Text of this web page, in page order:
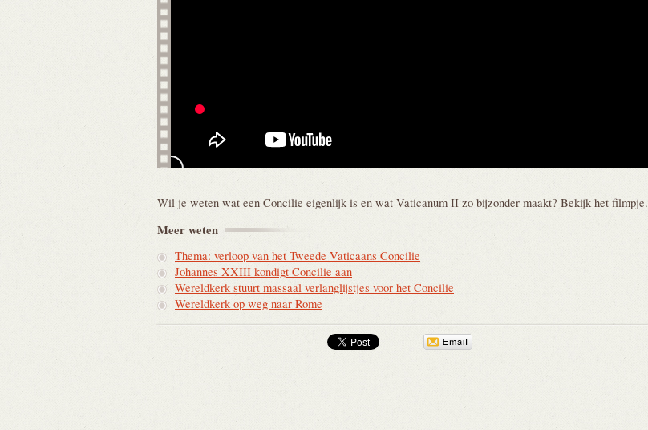
Wil je weten wat een Concilie eigenlijk is en wat Vaticanum II zo bijzonder maakt? Bekijk het filmpje.
Meerweten
Thema: verloop van het Tweede Vaticaans Concilie
Johannes XXIII kondigt Concilie aan
Wereldkerk stuurt massaal verlanglijstjes voor het Concilie
Wereldkerk op weg naar Rome